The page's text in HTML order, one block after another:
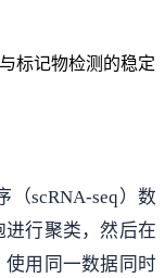
标记物检测的稳定
（scRNA-seq）数
行聚类，然后在
用同一数据同时